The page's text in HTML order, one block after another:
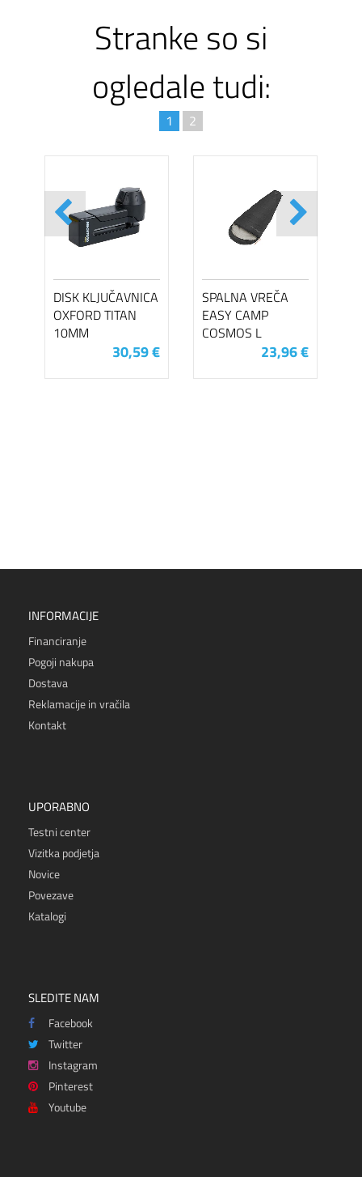
Stranke so si
ogledale tudi:
1 2
DISK KLJUČAVNICA
OXFORD TITAN
10MM
30,59 €
SPALNA VREČA
EASY CAMP
COSMOS L
23,96 €
INFORMACIJE
Financiranje
Pogoji nakupa
Dostava
Reklamacije in vračila
Kontakt
UPORABNO
Testni center
Vizitka podjetja
Novice
Povezave
Katalogi
SLEDITE NAM
Facebook
Twitter
Instagram
Pinterest
Youtube